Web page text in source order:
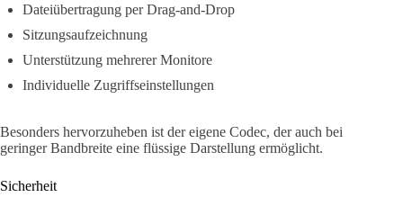
Dateiübertragung per Drag-and-Drop
Sitzungsaufzeichnung
Unterstützung mehrerer Monitore
Individuelle Zugriffseinstellungen
Besonders hervorzuheben ist der eigene Codec, der auch bei
geringer Bandbreite eine flüssige Darstellung ermöglicht.
Sicherheit